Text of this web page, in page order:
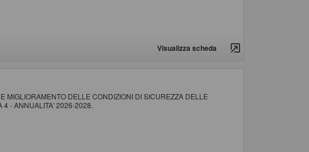
Visualizza scheda
DELLE CONDIZIONI DI SICUREZZA DELLE
4 - ANNUALITA' 2026-2028.